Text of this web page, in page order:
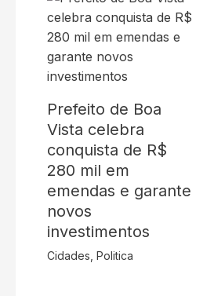
Prefeito de Boa
Vista celebra
conquista de R$
280 mil em
emendas e garante
novos
investimentos
Cidades Politica